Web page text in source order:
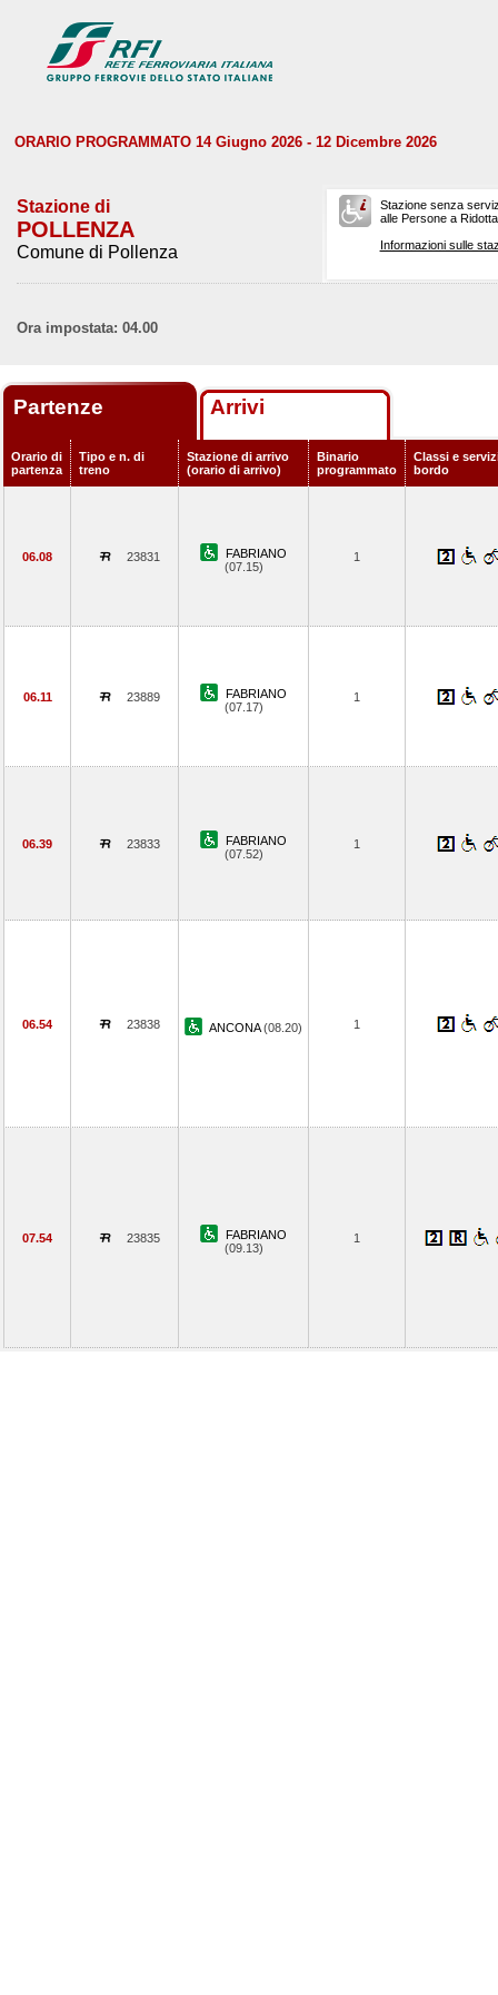
ORARIO PROGRAMMATO 14 Giugno 2026 - 12 Dicembre 2026
Stazione di
POLLENZA
Comune di Pollenza
Stazione senza
alle Persone a
Informazioni sulle
Ora impostata: 04.00
Partenze Arrivi
Orario di
partenza
Tipo e n. di
treno
Stazione di arrivo
(orario di arrivo)
Binario
programmato
Classi e
bordo
06.08 23831
FABRIANO
(07.15)
1
06.11 23889
FABRIANO
(07.17)
1
06.39 23833
FABRIANO
(07.52)
1
06.54 23838 ANCONA(08.20) 1
07.54 23835
FABRIANO
(09.13)
1